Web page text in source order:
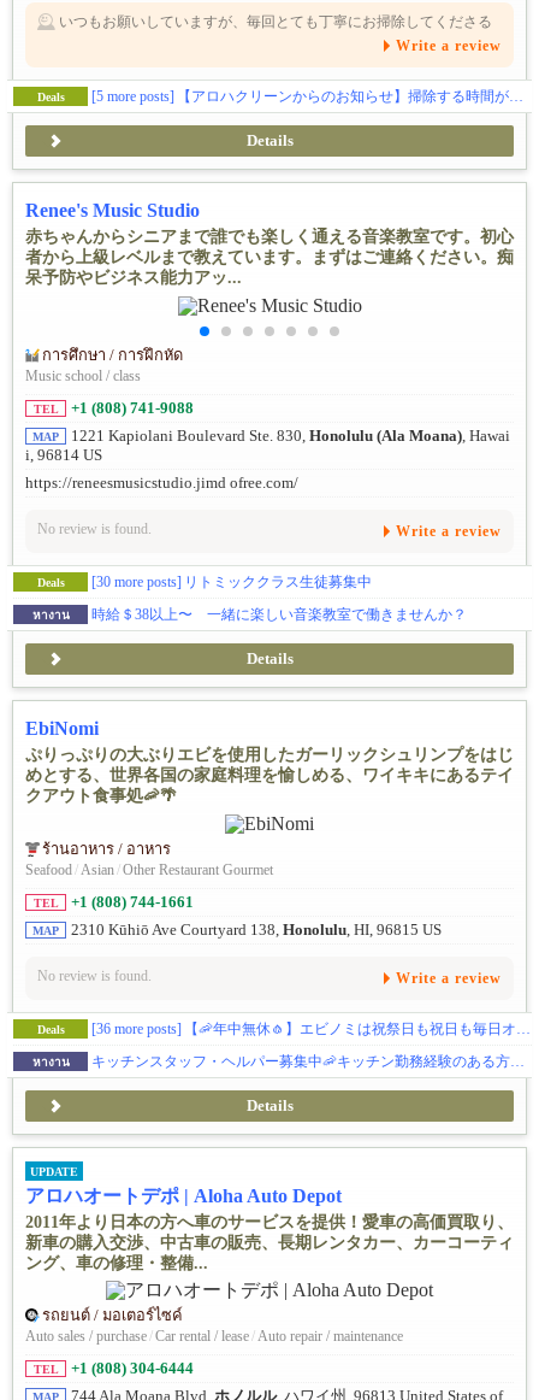
いつもお願いしていますが、毎回とても丁寧にお掃除してくださる
ので安心してお任せできます。小さなお仕事でも手を抜くことな
く、細かいところまできれいに仕上げてくださるので、本当に信頼
しています。連絡もスムーズで、いつも気持ちよく対応していただ
けるのもありがたいです。これからもぜひお願いしたいと思える、
おすすめのお掃除屋さんです。
Write a review
Deals [5 more posts] 【アロハクリーンからのお知らせ】掃除する時間がない・退去前にきれいにしたい、そんな時はアロハクリーンへ！✨
Details
Renee's Music Studio
赤ちゃんからシニアまで誰でも楽しく通える音楽教室です。初心
者から上級レベルまで教えています。まずはご連絡ください。痴
呆予防やビジネス能力アッ...
การศึกษา / การฝึกหัด
Music school / class
TEL +1 (808) 741-9088
MAP 1221 Kapiolani Boulevard Ste. 830, Honolulu (Ala Moana) , Hawai
i, 96814 US
https://reneesmusicstudio.jimd ofree.com/
No review is found. Write a review
Deals [30 more posts] リトミッククラス生徒募集中
หางาน 時給＄38以上〜 一緒に楽しい音楽教室で働きませんか？
Details
EbiNomi
ぷりっぷりの大ぶりエビを使用したガーリックシュリンプをはじ
めとする、世界各国の家庭料理を愉しめる、ワイキキにあるテイ
クアウト食事処🦐🌴
ร้านอาหาร / อาหาร
Seafood / Asian /Other Restaurant Gourmet
TEL +1 (808) 744-1661
MAP 2310 Kūhiō Ave Courtyard 138, Honolulu , HI, 96815 US
No review is found. Write a review
Deals [36 more posts] 【🦐年中無休🧄】エビノミは祝祭日も祝日も毎日オープン！🈺🎍🧧
หางาน
Details
UPDATE
アロハオートデポ | Aloha Auto Depot
2011年より日本の方へ車のサービスを提供！愛車の高価買取り、
新車の購入交渉、中古車の販売、長期レンタカー、カーコーティ
ング、車の修理・整備...
รถยนต์ / มอเตอร์ไซค์
Auto sales / purchase/Car rental / lease/Auto repair / maintenance
TEL +1 (808) 304-6444